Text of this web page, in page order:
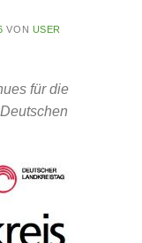
VON USER
für die